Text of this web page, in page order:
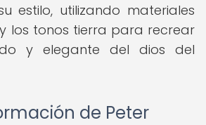
estilo, utilizando materiales
los tonos tierra para recrear
y elegante del dios del
de Peter